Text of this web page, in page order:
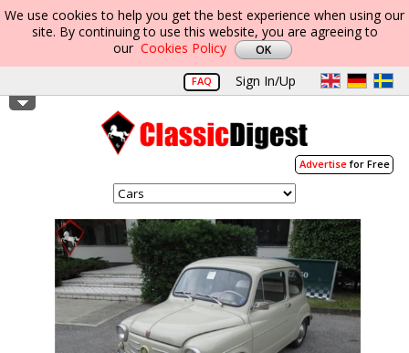
We use cookies to help you get the best experience when using our
site. By continuing to use this website, you are agreeing to
our Cookies Policy
FAQ Sign In/Up
Advertisefor Free